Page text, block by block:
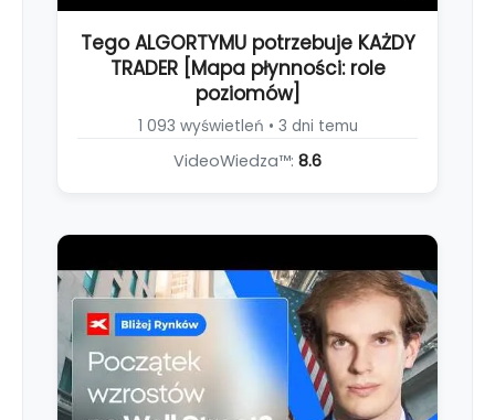
Tego ALGORTYMU potrzebuje KAŻDY
TRADER [Mapa płynności: role
poziomów]
1 093 wyświetleń • 3 dni temu
VideoWiedza™: 8.6